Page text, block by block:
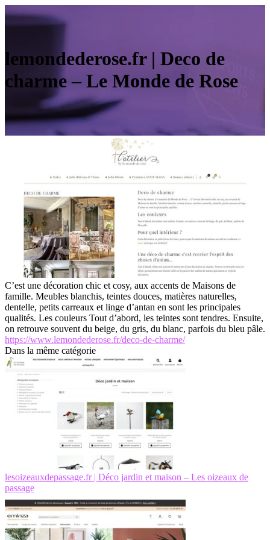
lemondederose.fr | Deco de
charme – Le Monde de Rose
C’est une décoration chic et cosy, aux accents de Maisons de
famille. Meubles blanchis, teintes douces, matières naturelles,
dentelle, petits carreaux et linge d’antan en sont les principales
qualités. Les couleurs Tout d’abord, les teintes sont tendres. Ensuite,
on retrouve souvent du beige, du gris, du blanc, parfois du bleu pâle.
https://www.lemondederose.fr/deco-de-charme/
Dans la même catégorie
lesoizeauxdepassage.fr | Déco jardin et maison – Les oizeaux de
passage